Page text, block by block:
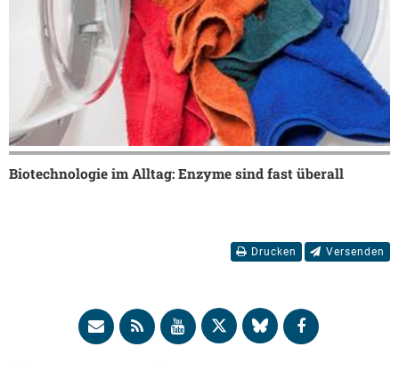
Biotechnologie im Alltag: Enzyme sind fast überall
Drucken Versenden